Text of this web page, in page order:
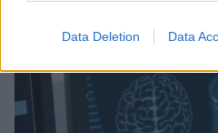
Data Deletion Data